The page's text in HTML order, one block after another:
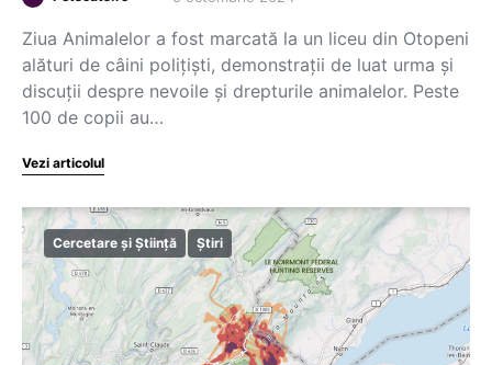
Ziua Animalelor a fost marcată la un liceu din Otopeni
alături de câini polițiști, demonstrații de luat urma și
discuții despre nevoile și drepturile animalelor. Peste
100 de copii au…
Vezi articolul
Cercetare și Știință Știri